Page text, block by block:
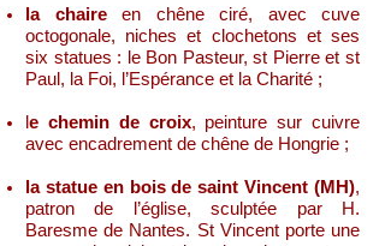
la chaireen chêne ciré, avec cuve
octogonale, niches et clochetons et ses
six statues : le Bon Pasteur, st Pierre et st
Paul, la Foi, l’Espérance et la Charité ;
le chemin de croix, peinture sur cuivre
avec encadrement de chêne de Hongrie ;
la statue en bois de saint Vincent (MH),
patron de l’église, sculptée par H.
Baresme de Nantes. St Vincent porte une